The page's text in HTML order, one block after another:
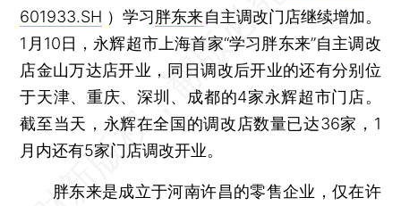
601933.SH ）学习胖东来自主调改门店继续增加。
1月10日，永辉超市上海首家“学习胖东来”自主调改
店金山万达店开业，同日调改后开业的还有分别位
于天津、重庆、深圳、成都的4家永辉超市门店。
截至当天，永辉在全国的调改店数量已达36家，1
月内还有5家门店调改开业。
胖东来是成立于河南许昌的零售企业，仅在许